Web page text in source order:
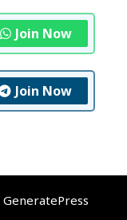
Join Now
Join Now
GeneratePress